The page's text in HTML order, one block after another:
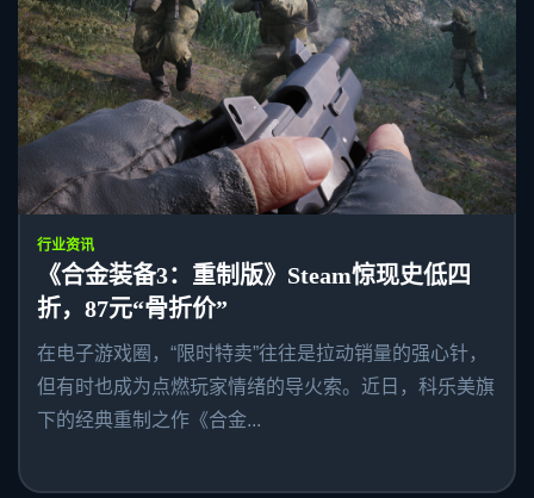
行业资讯
《合金装备3：重制版》Steam惊现史低四
折，87元“骨折价”
在电子游戏圈，“限时特卖”往往是拉动销量的强心针，
但有时也成为点燃玩家情绪的导火索。近日，科乐美旗
下的经典重制之作《合金...